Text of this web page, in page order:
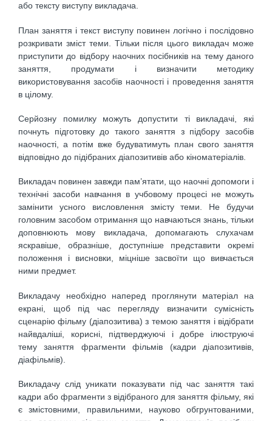
або тексту виступу викладача.
План заняття і текст виступу повинен логічно і послідовно
розкривати зміст теми. Тільки після цього викладач може
приступити до відбору наочних посібників на тему даного
заняття, продумати і визначити методику
використовування засобів наочності і проведення заняття
в цілому.
Серйозну помилку можуть допустити ті викладачі, які
почнуть підготовку до такого заняття з підбору засобів
наочності, а потім вже будуватимуть план свого заняття
відповідно до підібраних діапозитивів або кіноматеріалів.
Викладач повинен завжди пам’ятати, що наочні допомоги і
технічні засоби навчання в учбовому процесі не можуть
замінити усного висловлення змісту теми. Не будучи
головним засобом отримання що навчаються знань, тільки
доповнюють мову викладача, допомагають слухачам
яскравіше, образніше, доступніше представити окремі
положення і висновки, міцніше засвоїти що вивчається
ними предмет.
Викладачу необхідно наперед проглянути матеріал на
екрані, щоб під час перегляду визначити сумісність
сценарію фільму (діапозитива) з темою заняття і відібрати
найвдаліші, корисні, підтверджуючі і добре ілюструючі
тему заняття фрагменти фільмів (кадри діапозитивів,
діафільмів).
Викладачу слід уникати показувати під час заняття такі
кадри або фрагменти з відібраного для заняття фільму, які
є змістовними, правильними, науково обгрунтованими,